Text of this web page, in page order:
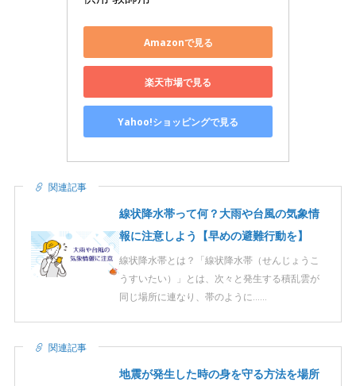
Amazonで見る
楽天市場で見る
Yahoo!ショッピングで見る
関連記事
線状降水帯って何？大雨や台風の気象情
報に注意しよう【早めの避難行動を】
線状降水帯とは？「線状降水帯（せんじょうこ
うすいたい）」とは、次々と発生する積乱雲が
同じ場所に連なり、帯のように……
関連記事
地震が発生した時の身を守る方法を場所